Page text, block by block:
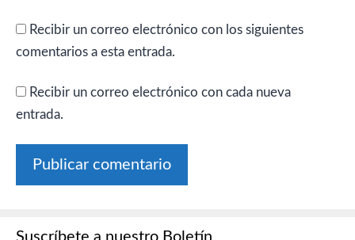
Recibir un correo electrónico con los siguientes
comentarios a esta entrada.
Recibir un correo electrónico con cada nueva
entrada.
Suscríbete a nuestro Boletín